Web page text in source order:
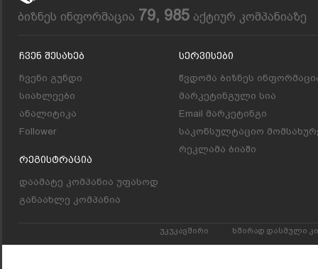
ბიზნეს ინფორმაცია 79, 985 აქტიურ კომპანიაზე
Ჩვენ Შესახებ
ჩვენი გუნდი
სიახლეები
ანალიტიკა
Follower
Რეგისტრაცია
დაამატე კომპანია უფასოდ
განაახლე კომპანია
Სერვისები
წვდომა ბიზნეს
მარკეტინგული სია
Email მარკეტინგი
საკონსულტაციო
რეკლამა ბიაში
უკუკავშირი ხშირად დასმული